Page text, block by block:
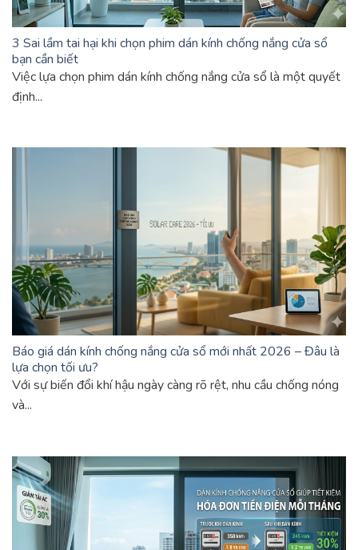
3 Sai lầm tai hại khi chọn phim dán kính chống nắng cửa sổ
bạn cần biết
Việc lựa chọn phim dán kính chống nắng cửa sổ là một quyết
định...
Báo giá dán kính chống nắng cửa sổ mới nhất 2026 – Đâu là
lựa chọn tối ưu?
Với sự biến đổi khí hậu ngày càng rõ rệt, nhu cầu chống nóng
và...